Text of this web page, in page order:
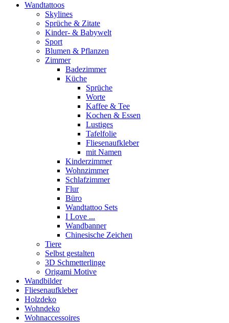
Wandtattoos
Skylines
Sprüche & Zitate
Kinder- & Babywelt
Sport
Blumen & Pflanzen
Zimmer
Badezimmer
Küche
Sprüche
Worte
Kaffee & Tee
Kochen & Essen
Lustiges
Tafelfolie
Fliesenaufkleber
mit Namen
Kinderzimmer
Wohnzimmer
Schlafzimmer
Flur
Büro
Wandtattoo Sets
I Love ...
Wandbanner
Chinesische Zeichen
Tiere
Selbst gestalten
3D Schmetterlinge
Origami Motive
Wandbilder
Fliesenaufkleber
Holzdeko
Wohndeko
Wohnaccessoires